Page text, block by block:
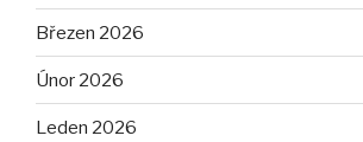
Březen 2026
Únor 2026
Leden 2026